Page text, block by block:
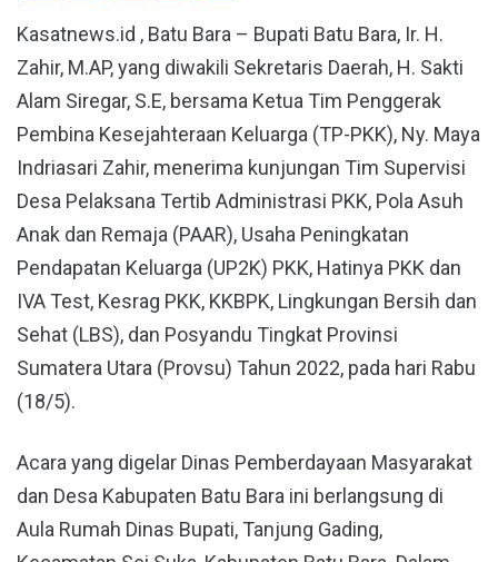
Kasatnews.id , Batu Bara – Bupati Batu Bara, Ir. H.
Zahir, M.AP, yang diwakili Sekretaris Daerah, H. Sakti
Alam Siregar, S.E, bersama Ketua Tim Penggerak
Pembina Kesejahteraan Keluarga (TP-PKK), Ny. Maya
Indriasari Zahir, menerima kunjungan Tim Supervisi
Desa Pelaksana Tertib Administrasi PKK, Pola Asuh
Anak dan Remaja (PAAR), Usaha Peningkatan
Pendapatan Keluarga (UP2K) PKK, Hatinya PKK dan
IVA Test, Kesrag PKK, KKBPK, Lingkungan Bersih dan
Sehat (LBS), dan Posyandu Tingkat Provinsi
Sumatera Utara (Provsu) Tahun 2022, pada hari Rabu
(18/5).
Acara yang digelar Dinas Pemberdayaan Masyarakat
dan Desa Kabupaten Batu Bara ini berlangsung di
Aula Rumah Dinas Bupati, Tanjung Gading,